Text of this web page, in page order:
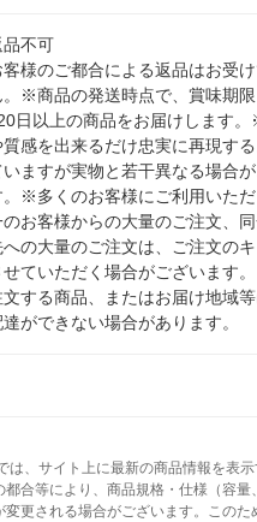
品不可
客様のご都合による返品はお受
。※商品の発送時点で、賞味期限
日以上の商品をお届けします
質感を出来るだけ忠実に再現す
いますが実物と若干異なる場合
。※多くのお客様にご利用いただ
のお客様からの大量のご注文、
への大量のご注文は、ご注文の
せていただく場合がございます
文する商品、またはお届け地域
ができない場合があります。
は、サイト上に最新の商品情報を表
合等により、商品規格・仕様（容量
変更される場合がございます。このた